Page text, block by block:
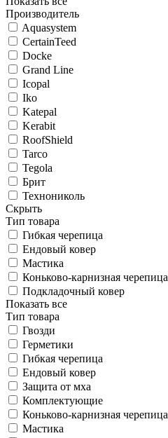
Производитель
Aquasystem
CertainTeed
Docke
Grand Line
Icopal
Iko
Katepal
Kerabit
RoofShield
Tarco
Tegola
Брит
Технониколь
Скрыть
Тип товара
Гибкая черепица
Ендовый ковер
Мастика
Коньково-карнизная черепица
Подкладочный ковер
Показать все
Тип товара
Гвозди
Герметики
Гибкая черепица
Ендовый ковер
Защита от мха
Комплектующие
Коньково-карнизная черепица
Мастика